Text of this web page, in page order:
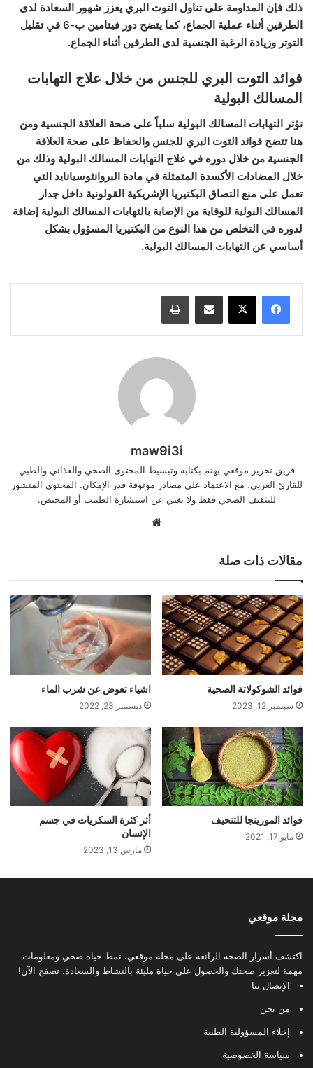
ذلك فإن المداومة على تناول التوت البري يعزز شهور السعادة لدى
الطرفين أثناء عملية الجماع، كما يتضح دور فيتامين ب-6 في تقليل
التوتر وزيادة الرغبة الجنسية لدى الطرفين أثناء الجماع.
فوائد التوت البري للجنس من خلال علاج التهابات
المسالك البولية
تؤثر التهابات المسالك البولية سلباً على صحة العلاقة الجنسية ومن
هنا تتضح فوائد التوت البري للجنس والحفاظ على صحة العلاقة
الجنسية من خلال دوره في علاج التهابات المسالك البولية وذلك من
خلال المضادات الأكسدة المتمثلة في مادة البروانثوسيانايد التي
تعمل على منع التصاق البكتيريا الإشريكية القولونية داخل جدار
المسالك البولية للوقاية من الإصابة بالتهابات المسالك البولية إضافة
لدوره في التخلص من هذا النوع من البكتيريا المسؤول بشكل
أساسي عن التهابات المسالك البولية.
مشاركة عبر البريد طباعة
maw9i3i
فريق تحرير موقعي يهتم بكتابة وتبسيط المحتوى الصحي والغذائي والطبي
للقارئ العربي، مع الاعتماد على مصادر موثوقة قدر الإمكان. المحتوى المنشور
للتثقيف الصحي فقط ولا يغني عن استشارة الطبيب أو المختص.
مقالات ذات صلة
فوائد الشوكولاتة الصحية
سبتمبر 12, 2023
اشياء تعوض عن شرب الماء
ديسمبر 23, 2022
فوائد المورينجا للتنحيف
مايو 17, 2021
أثر كثرة السكريات في جسم
الإنسان
مارس 13, 2023
مجلة موقعي
اكتشف أسرار الصحة الرائعة على مجلة موقعي، نمط حياة صحي ومعلومات
مهمة لتعزيز صحتك والحصول على حياة مليئة بالنشاط والسعادة. تصفح الآن!
الإتصال بنا
من نحن
إخلاء المسؤولية الطبية
سياسة الخصوصية